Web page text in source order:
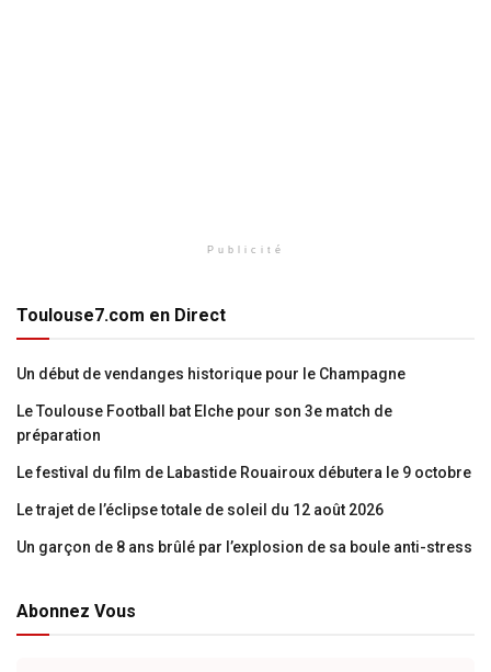
Publicité
Toulouse7.com en Direct
Un début de vendanges historique pour le Champagne
Le Toulouse Football bat Elche pour son 3e match de
préparation
Le festival du film de Labastide Rouairoux débutera le 9 octobre
Le trajet de l’éclipse totale de soleil du 12 août 2026
Un garçon de 8 ans brûlé par l’explosion de sa boule anti-stress
Abonnez Vous